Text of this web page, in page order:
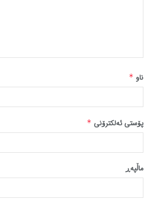
ناو *
پۆستی ئەلکترۆنی *
ماڵپه‌ڕ